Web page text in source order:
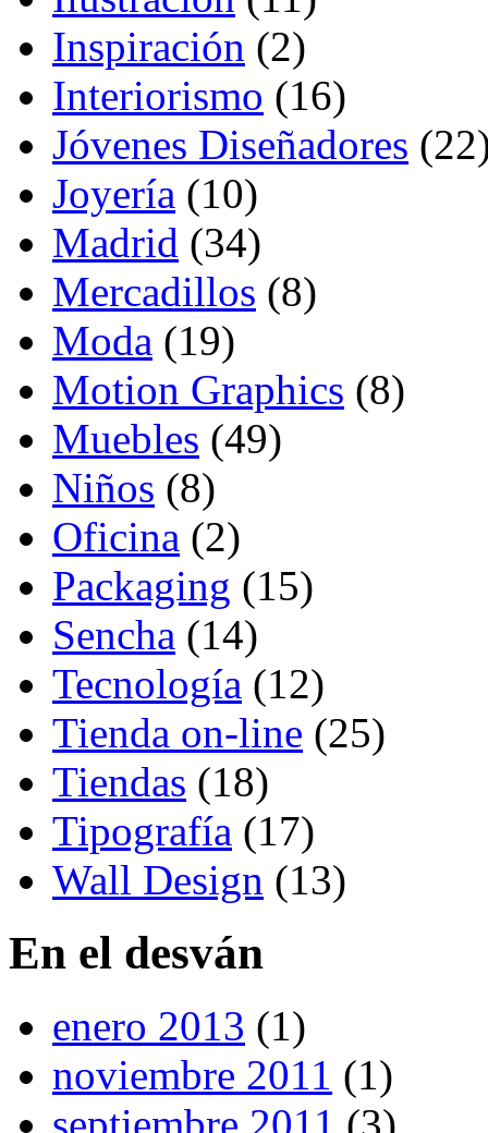
Inspiración (2)
Interiorismo (16)
Jóvenes Diseñadores
Joyería (10)
Madrid (34)
Mercadillos (8)
Moda (19)
Motion Graphics (8)
Muebles (49)
Niños (8)
Oficina (2)
Packaging (15)
Sencha (14)
Tecnología (12)
Tienda on-line (25)
Tiendas (18)
Tipografía (17)
Wall Design (13)
En el desván
enero 2013 (1)
noviembre 2011 (1)
septiembre 2011 (3)